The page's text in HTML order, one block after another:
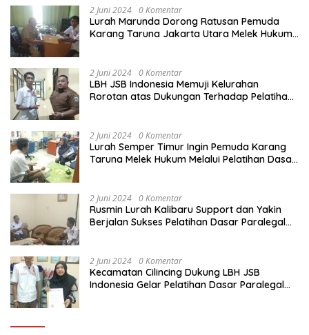
2 Juni 2024 0 Komentar
Lurah Marunda Dorong Ratusan Pemuda
Karang Taruna Jakarta Utara Melek Hukum
2 Juni 2024 0 Komentar
LBH JSB Indonesia Memuji Kelurahan
Rorotan atas Dukungan Terhadap Pelatihan
2 Juni 2024 0 Komentar
Lurah Semper Timur Ingin Pemuda Karang
Taruna Melek Hukum Melalui Pelatihan Dasar
2 Juni 2024 0 Komentar
Rusmin Lurah Kalibaru Support dan Yakin
Berjalan Sukses Pelatihan Dasar Paralegal
2 Juni 2024 0 Komentar
Kecamatan Cilincing Dukung LBH JSB
Indonesia Gelar Pelatihan Dasar Paralegal